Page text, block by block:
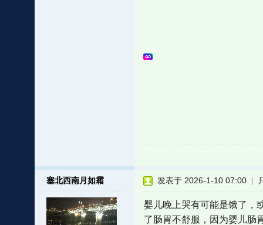
塞北西南月如霜 发表于 2026-1-10 07:00 |
婴儿晚上哭有可能是饿了，
了肠胃不舒服，因为婴儿肠